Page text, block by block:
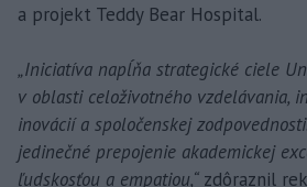
a projekt Teddy Bear Hospital.
„Iniciatíva napĺňa strategické ciele
v oblasti celoživotného vzdelávania,
inovácií a spoločenskej
jedinečné prepojenie akademickej
ľudskosťou a empatiou,“ zdôraznil